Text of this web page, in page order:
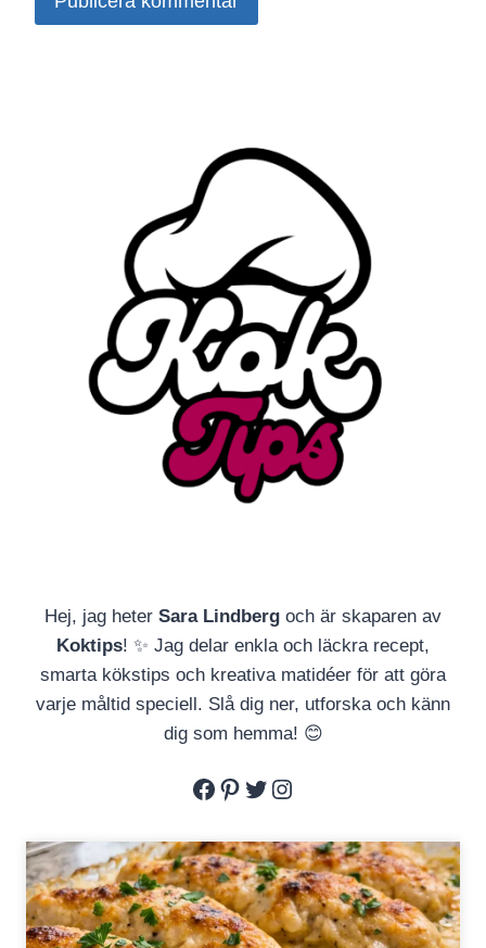
Hej, jag heter Sara Lindberg och är skaparen av
Koktips! ✨ Jag delar enkla och läckra recept,
smarta kökstips och kreativa matidéer för att göra
varje måltid speciell. Slå dig ner, utforska och känn
dig som hemma! 😊
Facebook
Pinterest
Twitter
Instagram